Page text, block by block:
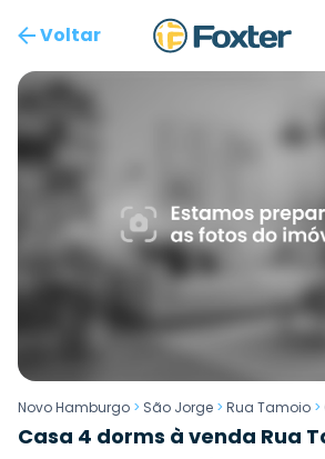
Voltar
Novo Hamburgo > São Jorge > Rua Tamoio >
Casa 4 dorms à venda Rua